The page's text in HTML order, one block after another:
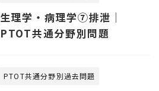
生理学・病理学⑦排泄｜
PTOT共通分野別問題
PTOT共通分野別過去問題